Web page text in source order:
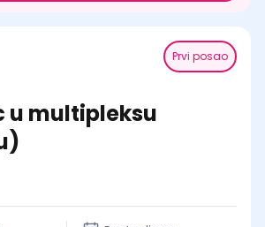
Prvi posao
u multipleksu